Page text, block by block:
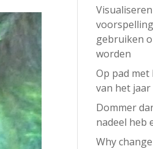
gebruiken
worden
Op pad
van het jaar
Dommer
nadeel heb
Why